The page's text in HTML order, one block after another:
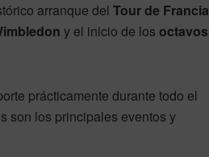
arranque del Tour de Francia
y el inicio de los octavos
prácticamente durante todo el
son los principales eventos y